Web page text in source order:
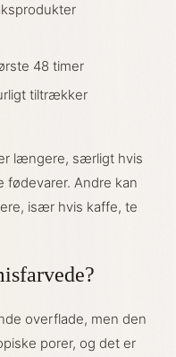
48 timer
tiltrækker
længere, særligt hvis
Andre kan
især hvis kaffe, te
overflade, men den
porer, og det er